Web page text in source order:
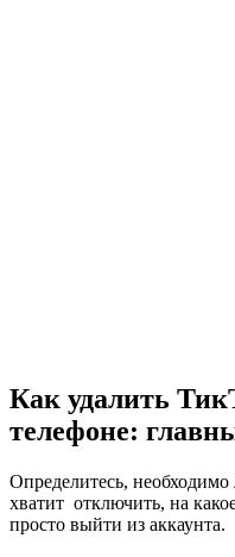
Как удалить
телефоне:
Определитесь,
хватит отключить, на
просто выйти из аккаунта.